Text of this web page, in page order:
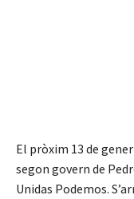
El pròxim 13 de
segon govern de
Unidas Podemos.